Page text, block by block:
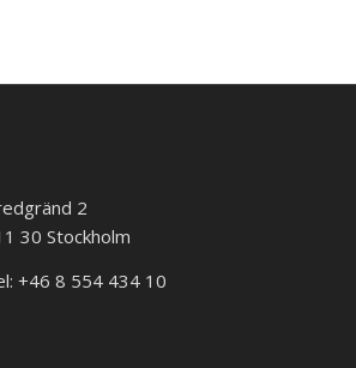
2
30 Stockholm
+46 8 554 434 10